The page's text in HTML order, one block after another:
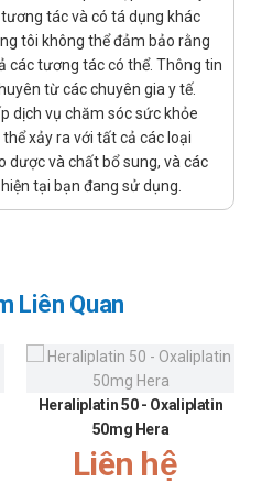
Insuact 20
men khử HMG-CoA
hoặc tăng transaminase huyết
nguyên nhân.
bú.
của Insuact 20
lần/ngày. Những bệnh nhân cần
(trên 45%) có thể bắt đầu bằng
liều điều trị của thuốc là 10-
sau khi tăng liều atorvastatin
máu trong vòng 2 tới 4 tuần và để
tác và có tá dụng khác
tôi không thể đảm bảo rằng
các tương tác có thể. Thông tin
từ các chuyên gia y tế.
dịch vụ chăm sóc sức khỏe
xảy ra với tất cả các loại
dược và chất bổ sung, và các
tại bạn đang sử dụng.
Liên Quan
Heraliplatin 50 - Oxaliplatin
50mg Hera
Liên hệ